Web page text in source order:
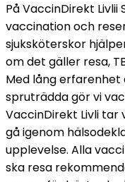
På VaccinDirekt
vaccination och
sjuksköterskor
om det gäller resa,
Med lång
spruträdda gör vi
VaccinDirekt Livli tar
gå igenom
upplevelse. Alla
ska resa